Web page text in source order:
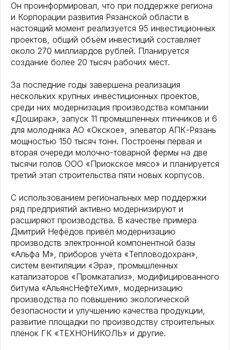
Он проинформировал, что при поддержке региона
и Корпорации развития Рязанской области в
настоящий момент реализуется 95 инвестиционных
проектов, общий объём инвестиций составляет
около 270 миллиардов рублей. Планируется
создание более 20 тысяч рабочих мест.
За последние годы завершена реализация
нескольких крупных инвестиционных проектов,
среди них модернизация производства компании
«Доширак», запуск 11 промышленных птичников и 6
для молодняка АО «Окское», элеватор АПК-Рязань
мощностью 150 тысяч тонн. Построены первая и
вторая очереди молочно-товарной фермы на две
тысячи голов ООО «Приокское мясо» и планируется
третий этап строительства пяти новых корпусов.
С использованием региональных мер поддержки
ряд предприятий активно модернизируют и
расширяют производства. В качестве примера
Дмитрий Нефёдов привёл модернизацию
производств электронной компонентной базы
«Альфа М», приборов учёта «Тепловодохран»,
систем вентиляции «Эра», промышленных
катализаторов «Промкатализ», модифицированного
битума «АльянсНефтеХим», модернизацию
производства по повышению экологической
безопасности и улучшению качества продукции,
развитие площадки по производству строительных
плёнок ГК «ТЕХНОНИКОЛЬ» и другие.